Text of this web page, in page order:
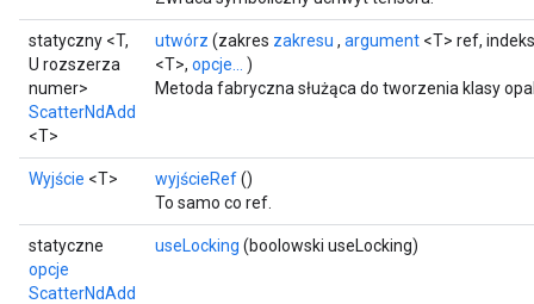
statyczny <T,
U rozszerza
numer>
ScatterNdAdd
<T>
utwórz (zakres zakresu , argument <T> ref,
<T>, opcje...
)
Metoda fabryczna służąca do tworzenia klasy
Wyjście <T> wyjścieRef()
To samo co ref.
statyczne
opcje
ScatterNdAdd
useLocking (boolowski useLocking)